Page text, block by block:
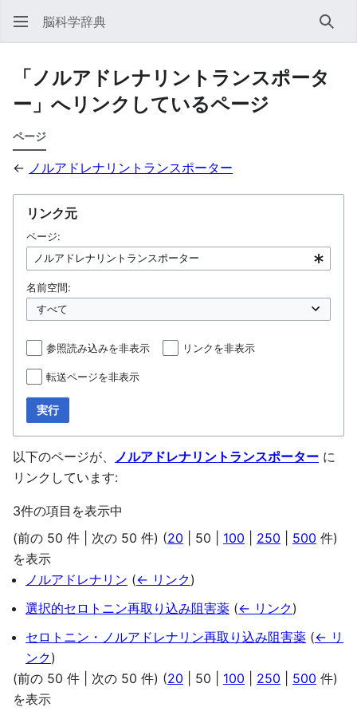
脳科学辞典 検索
「ノルアドレナリントランスポータ
ー」へリンクしているページ
ページ
← ノルアドレナリントランスポーター
リンク元
ページ:
名前空間:
参照読み込みを非表示 リンクを非表示
転送ページを非表示
実行
以下のページが、 ノルアドレナリントランスポーター に
リンクしています:
3件の項目を表示中
(前の 50 件 次の 50 件) (20 50 100 250 500 件)
を表示
ノルアドレナリン (← リンク)
選択的セロトニン再取り込み阻害薬 (← リンク)
セロトニン・ノルアドレナリン再取り込み阻害薬 (← リ
ンク)
(前の 50 件 次の 50 件) (20 50 100 250 500 件)
を表示